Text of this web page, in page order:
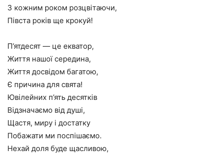
З кожним роком розцвітаючи,
Півста років ще крокуй!
П’ятдесят — це екватор,
Життя нашої середина,
Життя досвідом багатою,
Є причина для свята!
Ювілейних п’ять десятків
Відзначаємо від душі,
Щастя, миру і достатку
Побажати ми поспішаємо.
Нехай доля буде щасливою,